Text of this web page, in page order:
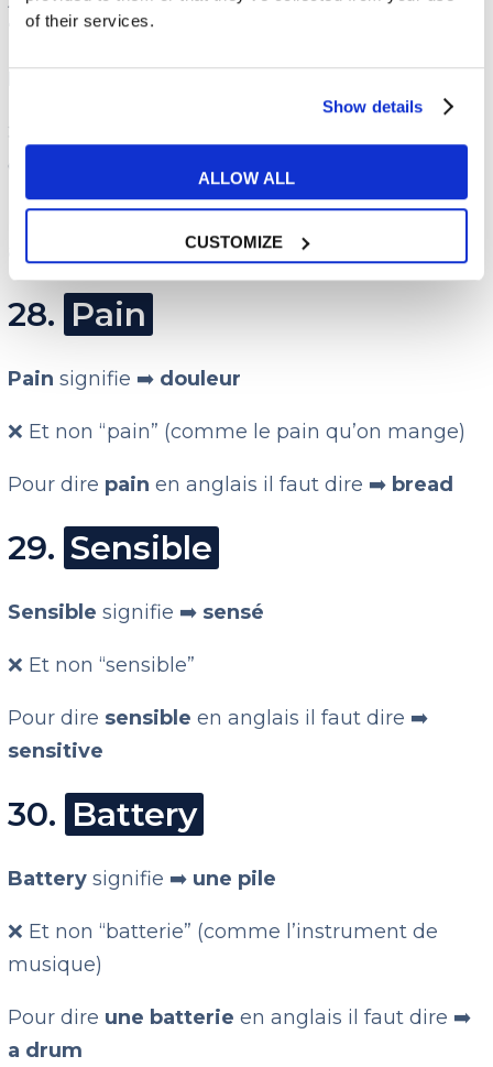
of their services.
Show details
ALLOW ALL
CUSTOMIZE
27.Location
quelque chose)
Pour direune locationen anglais il faut dire ➡️
28. Pain
Painsignifie ➡️ douleur
❌ Et non “pain” (comme le pain qu’on mange)
Pour dire painen anglais il faut dire ➡️ bread
29. Sensible
Sensiblesignifie ➡️ sensé
❌ Et non “sensible”
Pour dire sensibleen anglais il faut dire ➡️
sensitive
30. Battery
Batterysignifie ➡️ une pile
❌ Et non “batterie” (comme l’instrument de
musique)
Pour dire une batterieen anglais il faut dire ➡️
a drum